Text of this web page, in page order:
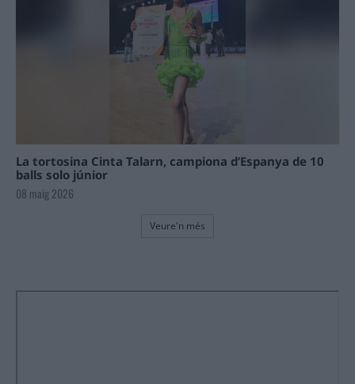
La tortosina Cinta Talarn, campiona d’Espanya de 10
balls solo júnior
08 maig 2026
Veure'n més